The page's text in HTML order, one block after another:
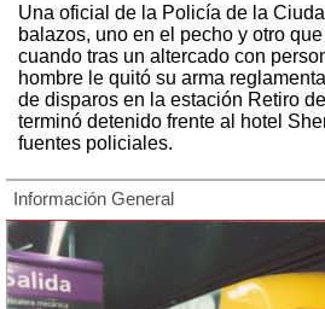
Una oficial de la Policía de la
balazos, uno en el pecho y otro
cuando tras un altercado con
hombre le quitó su arma
de disparos en la estación Retiro
terminó detenido frente al hotel
fuentes policiales.
Información General